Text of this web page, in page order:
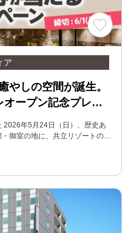
ア
やしの空間が誕生。
オープン記念プレ…
年5月24日（日）、歴史あ
御室の地に、共立リゾートの…